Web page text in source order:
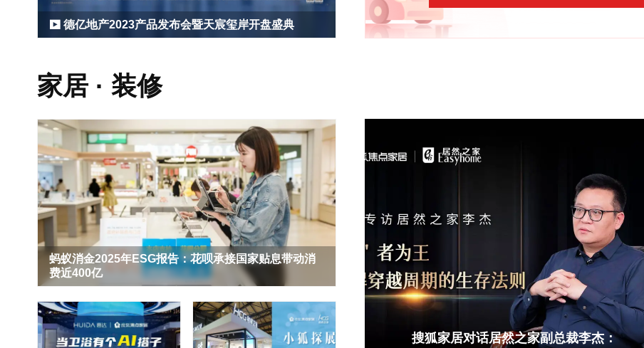
德亿地产2023产品发布会暨天宸玺岸开盘盛典
家居 · 装修
蚂蚁消金2025年ESG报告：花呗承接国家贴息带动消
费近400亿
年度盘点|2025年家居行业十大新闻事
千年舟寻福记·让非遗回家第二季可持 搜狐家居对话居然之家副总裁李杰：